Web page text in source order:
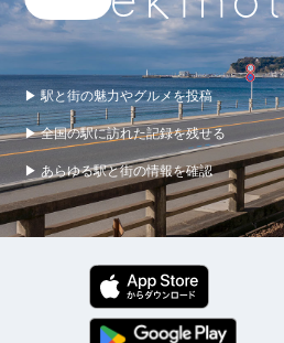
▶ 駅と街の魅力やグルメを投稿
▶ 全国の駅に訪れた記録を残せる
▶ あらゆる駅と街の情報を確認